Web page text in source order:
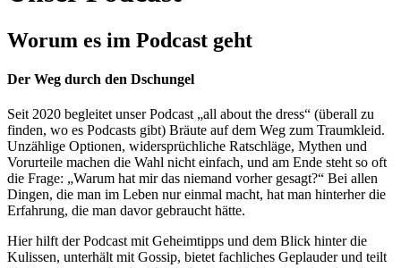
Worum es im Podcast geht
Der Weg durch den Dschungel
Seit 2020 begleitet unser Podcast „all about the dress“ (überall zu
finden, wo es Podcasts gibt) Bräute auf dem Weg zum Traumkleid.
Unzählige Optionen, widersprüchliche Ratschläge, Mythen und
Vorurteile machen die Wahl nicht einfach, und am Ende steht so oft
die Frage: „Warum hat mir das niemand vorher gesagt?“ Bei allen
Dingen, die man im Leben nur einmal macht, hat man hinterher die
Erfahrung, die man davor gebraucht hätte.
Hier hilft der Podcast mit Geheimtipps und dem Blick hinter die
Kulissen, unterhält mit Gossip, bietet fachliches Geplauder und teilt